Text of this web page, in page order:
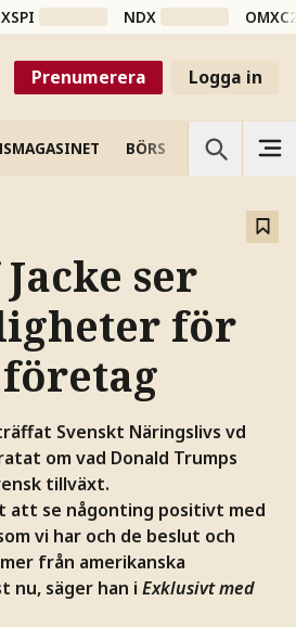
NDX
Prenumerera Logga in
BÖRS VETENSKAP
ser
för
Svenskt Näringslivs vd
om vad Donald Trumps
tillväxt.
att se någonting positivt med
vi har och de beslut och
från amerikanska
nu, säger han i Exklusivt med